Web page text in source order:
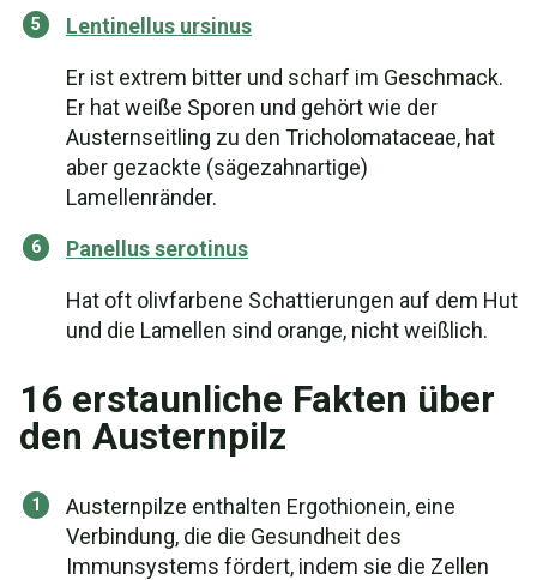
Lentinellus ursinus
Er ist extrem bitter und scharf im Geschmack.
Er hat weiße Sporen und gehört wie der
Austernseitling zu den Tricholomataceae, hat
aber gezackte (sägezahnartige)
Lamellenränder.
Panellus serotinus
Hat oft olivfarbene Schattierungen auf dem Hut
und die Lamellen sind orange, nicht weißlich.
16 erstaunliche Fakten über
den Austernpilz
Austernpilze enthalten Ergothionein, eine
Verbindung, die die Gesundheit des
Immunsystems fördert, indem sie die Zellen